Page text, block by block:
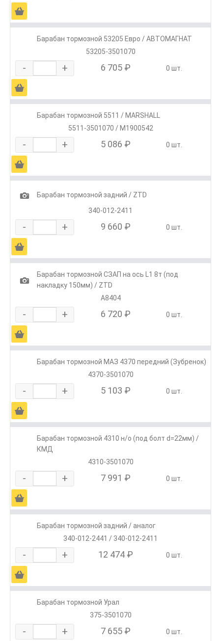
Ä
Барабан тормозной 53205 Евро / АВТОМАГНАТ
53205-3501070
- + 6 705 ₽ 0 шт.
Ä
Барабан тормозной 5511 / MARSHALL
5511-3501070 / M1900542
- + 5 086 ₽ 0 шт.
Ä
1
Барабан тормозной задний / ZTD
340-012-2411
- + 9 660 ₽ 0 шт.
Ä
1
Барабан тормозной СЗАП на ось L1 8т (под
накладку 150мм) / ZTD
А8404
- + 6 720 ₽ 0 шт.
Ä
Барабан тормозной МАЗ 4370 передний (Зубренок)
4370-3501070
- + 5 103 ₽ 0 шт.
Ä
Барабан тормозной 4310 н/о (под болт d=22мм) /
КМД
4310-3501070
- + 7 991 ₽ 0 шт.
Ä
Барабан тормозной задний / аналог
340-012-2441 / 340-012-2411
- + 12 474 ₽ 0 шт.
Ä
Барабан тормозной Урал
375-3501070
- + 7 655 ₽ 0 шт.